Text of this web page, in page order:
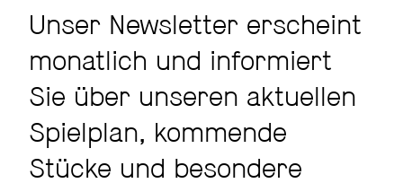
Unser Newsletter erscheint
monatlich und informiert
Sie über unseren aktuellen
Spielplan, kommende
Stücke und besondere